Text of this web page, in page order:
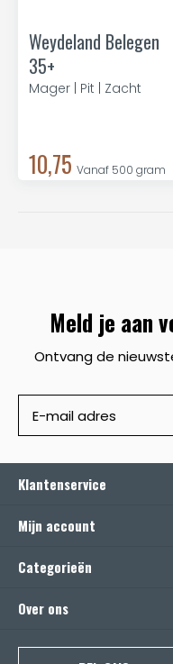
Weydeland Belegen
35+
Mager | Pit | Zacht
10,75 Vanaf 500 gram
Meld je aan
Ontvang de
Klantenservice
Mijn account
Categorieën
Over ons